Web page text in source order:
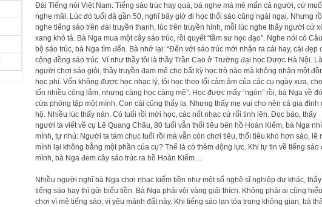
Đài Tiếng nói Việt Nam. Tiếng sáo trúc hay quá, bà nghe mà mê mẩn cả người, cứ
nghe mãi. Lúc đó tuổi đã gần 50, nghĩ bây giờ đi học thổi sáo cũng ngài ngại. Nhưng
nghe tiếng sáo trên đài truyền thanh, lúc trên truyền hình, mỗi lúc nghe thấy người cứ
xang khó tả. Bà Nga mua một cây sáo trúc, rồi quyết “tầm sư học đạo”. Nghe nói có
bộ sáo trúc, bà Nga tìm đến. Bà nhớ lại: “Đến với sáo trúc mới nhận ra cái hay, cái đẹp
cộng đồng sáo trúc. Ví như thầy tôi là thầy Trần Cao ở Trường đại học Dược Hà Nội. Là
người chơi sáo giỏi, thầy truyền đam mê cho bất kỳ học trò nào mà không nhận một
học phí. Vốn không được học nhạc lý, tôi học theo lối cảm âm của các cụ ngày xưa,
tốn nhiều công lắm, nhưng càng học càng mê”. Học được mấy “ngón” rồi, bà Nga về
cửa phòng tập một mình. Con cái cũng thấy lạ. Nhưng thấy mẹ vui cho nên cả gia đình
hộ. Nhiều lúc thấy nản. Có tuổi rồi mới học, các nốt nhạc cứ rối tinh lên. Đọc báo, thấy
người ta viết về cụ Lê Quang Châu, 80 tuổi vẫn thổi tiêu bên hồ Hoàn Kiếm, bà Nga
mình, tự nhủ: Người ta tám chục tuổi rồi mà vẫn còn chơi tiêu, thổi tiêu khó hơn sáo, lẽ
mình lại không bằng một phần của cụ? Thế là có thêm động lực. Khi tự tin về tiếng sáo
mình, bà Nga đem cây sáo trúc ra hồ Hoàn Kiếm…
Nhiều người nghĩ bà Nga chơi nhạc kiếm tiền như một số nghệ sĩ nghiệp dư khác, thấy
tiếng sáo hay thì gửi biếu tiền. Bà Nga phải vội vàng giải thích. Không phải ai cũng
chơi vì mê tiếng sáo, vì yêu mảnh đất này. Khi tiếng sáo lan tỏa trong không gian, bà